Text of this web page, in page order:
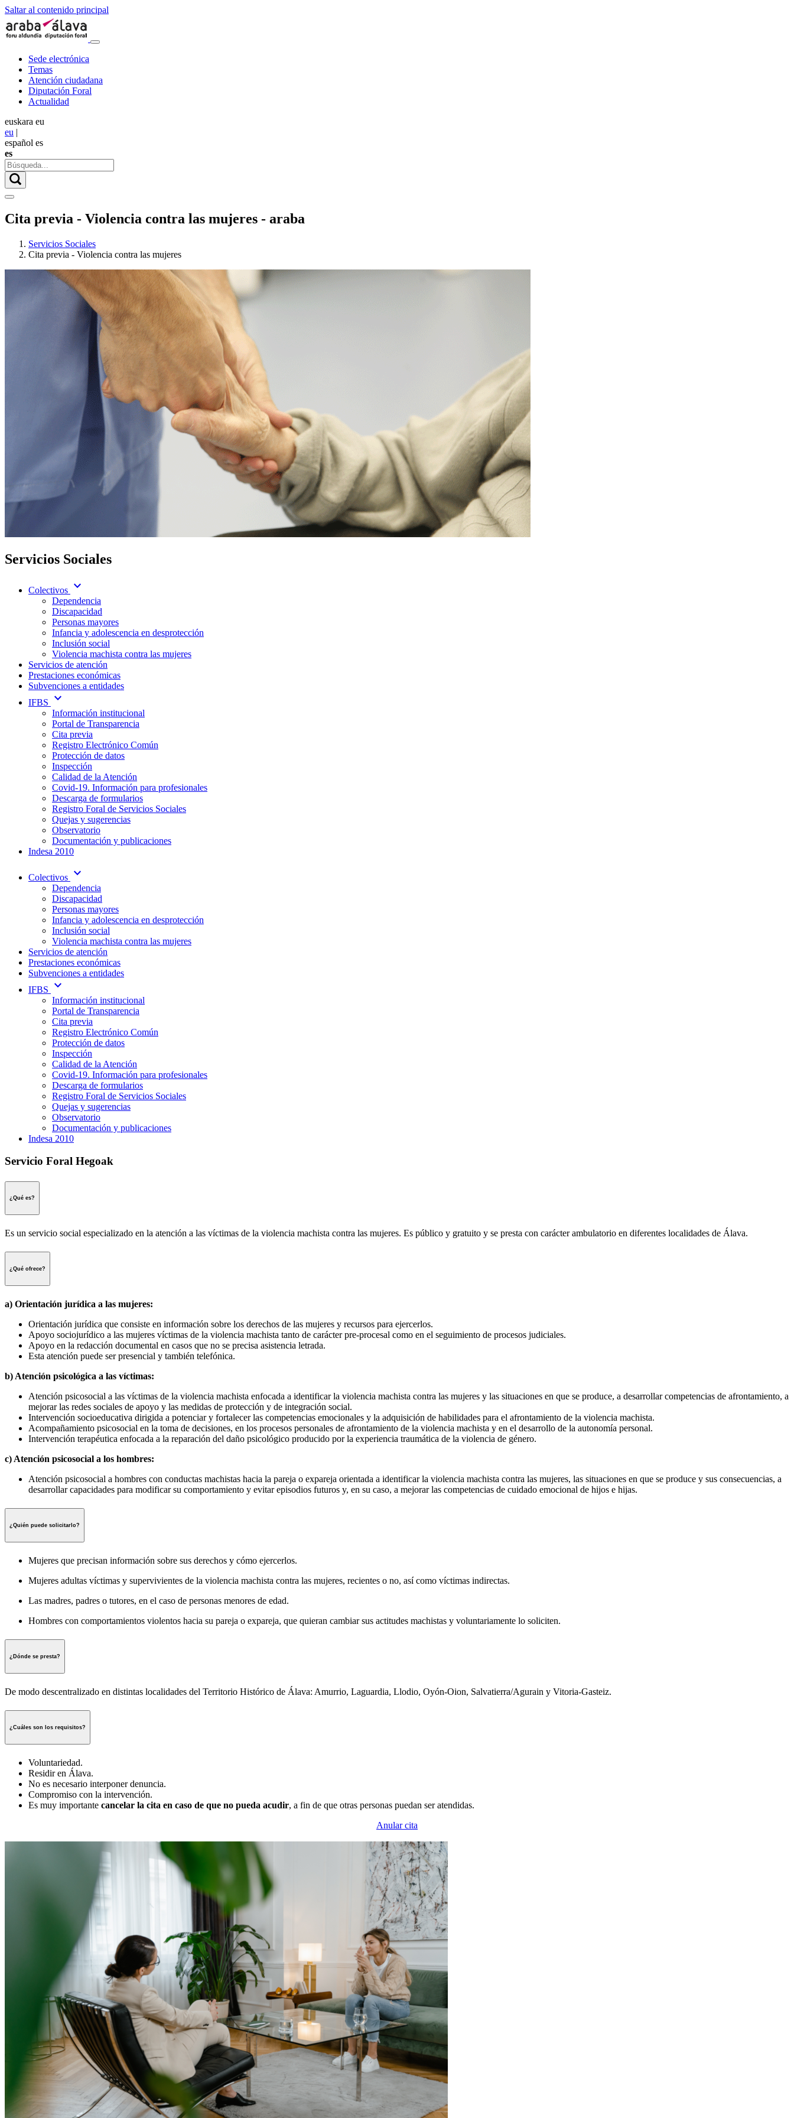
Saltar al contenido principal
Sede electrónica
Temas
Atención ciudadana
Diputación Foral
Actualidad
euskara eu
eu |
español es
es
Cita previa - Violencia contra las mujeres - araba
Servicios Sociales
Cita previa - Violencia contra las mujeres
Servicios Sociales
Colectivos expand_more
Dependencia
Discapacidad
Personas mayores
Infancia y adolescencia en desprotección
Inclusión social
Violencia machista contra las mujeres
Servicios de atención
Prestaciones económicas
Subvenciones a entidades
IFBS
expand_more
Información institucional
Portal de Transparencia
Cita previa
Registro Electrónico Común
Protección de datos
Inspección
Calidad de la Atención
Covid-19. Información para profesionales
Descarga de formularios
Registro Foral de Servicios Sociales
Quejas y sugerencias
Observatorio
Documentación y publicaciones
Indesa 2010
Colectivos expand_more
Dependencia
Discapacidad
Personas mayores
Infancia y adolescencia en desprotección
Inclusión social
Violencia machista contra las mujeres
Servicios de atención
Prestaciones económicas
Subvenciones a entidades
IFBS
expand_more
Información institucional
Portal de Transparencia
Cita previa
Registro Electrónico Común
Protección de datos
Inspección
Calidad de la Atención
Covid-19. Información para profesionales
Descarga de formularios
Registro Foral de Servicios Sociales
Quejas y sugerencias
Observatorio
Documentación y publicaciones
Indesa 2010
Servicio Foral Hegoak
¿Qué es?
Es un servicio social especializado en la atención a las víctimas de la violencia machista contra las mujeres. Es público y gratuito y se presta con carácter ambulatorio en diferentes localidades de Álava.
¿Qué ofrece?
a) Orientación jurídica a las mujeres:
Orientación jurídica que consiste en información sobre los derechos de las mujeres y recursos para ejercerlos.
Apoyo sociojurídico a las mujeres víctimas de la violencia machista tanto de carácter pre-procesal como en el seguimiento de procesos judiciales.
Apoyo en la redacción documental en casos que no se precisa asistencia letrada.
Esta atención puede ser presencial y también telefónica.
b) Atención psicológica a las víctimas:
Atención psicosocial a las víctimas de la violencia machista enfocada a identificar la violencia machista contra las mujeres y las situaciones en que se produce, a desarrollar competencias de afrontamiento, a
mejorar las redes sociales de apoyo y las medidas de protección y de integración social.
Intervención socioeducativa dirigida a potenciar y fortalecer las competencias emocionales y la adquisición de habilidades para el afrontamiento de la violencia machista.
Acompañamiento psicosocial en la toma de decisiones, en los procesos personales de afrontamiento de la violencia machista y en el desarrollo de la autonomía personal.
Intervención terapéutica enfocada a la reparación del daño psicológico producido por la experiencia traumática de la violencia de género.
c) Atención psicosocial a los hombres:
Atención psicosocial a hombres con conductas machistas hacia la pareja o expareja orientada a identificar la violencia machista contra las mujeres, las situaciones en que se produce y sus consecuencias, a
desarrollar capacidades para modificar su comportamiento y evitar episodios futuros y, en su caso, a mejorar las competencias de cuidado emocional de hijos e hijas.
¿Quién puede solicitarlo?
Mujeres que precisan información sobre sus derechos y cómo ejercerlos.
Mujeres adultas víctimas y supervivientes de la violencia machista contra las mujeres, recientes o no, así como víctimas indirectas.
Las madres, padres o tutores, en el caso de personas menores de edad.
Hombres con comportamientos violentos hacia su pareja o expareja, que quieran cambiar sus actitudes machistas y voluntariamente lo soliciten.
¿Dónde se presta?
De modo descentralizado en distintas localidades del Territorio Histórico de Álava: Amurrio, Laguardia, Llodio, Oyón-Oion, Salvatierra/Agurain y Vitoria-Gasteiz.
¿Cuáles son los requisitos?
Voluntariedad.
Residir en Álava.
No es necesario interponer denuncia.
Compromiso con la intervención.
Es muy importante cancelar la cita en caso de que no pueda acudir, a fin de que otras personas puedan ser atendidas.
Anular cita